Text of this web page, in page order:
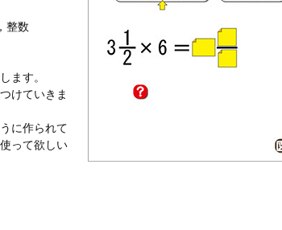
整数
ます。
けていきま
に作られて
って欲しい